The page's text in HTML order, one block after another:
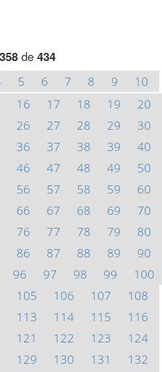
358de 434
5 6 7 8 9
10
16 17 18 19
20
26 27 28 29
30
36 37 38 39
40
46 47 48 49
50
56 57 58 59
60
66 67 68 69
70
76 77 78 79
80
86 87 88 89
90
96 97 98 99
100
105 106 107
108
113 114 115
116
121 122 123
124
129 130 131
132